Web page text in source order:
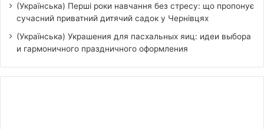
(Українська) Перші роки навчання без стресу: що пропонує
сучасний приватний дитячий садок у Чернівцях
(Українська) Украшения для пасхальных яиц: идеи выбора
и гармоничного праздничного оформления